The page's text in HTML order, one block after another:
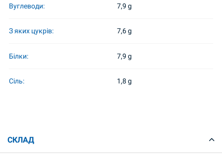
Вуглеводи: 7,9 g
З яких цукрів: 7,6 g
Білки: 7,9 g
Сіль: 1,8 g
СКЛАД